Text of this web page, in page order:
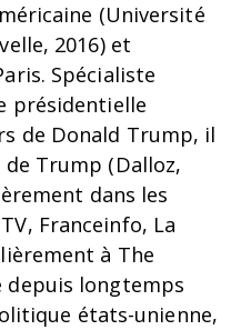
(Université
2016) et
Spécialiste
présidentielle
de Donald Trump, il
Trump (Dalloz,
dans les
Franceinfo, La
à The
depuis longtemps
états-unienne,